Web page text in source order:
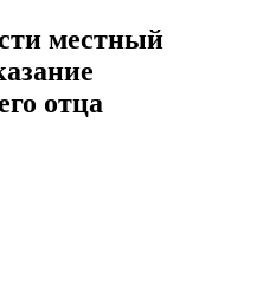
местный
отца